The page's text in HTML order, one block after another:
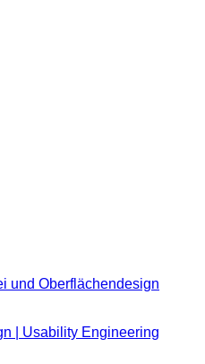
und Oberflächendesign
| Usability Engineering